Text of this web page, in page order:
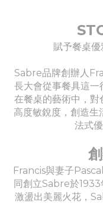
賦予餐桌
Sabre品牌創辦人
長大會從事餐具這
在餐桌的藝術中，
高度敏銳度，創造
法式
Francis與妻子
同創立Sabre於1933
激盪出美麗火花，